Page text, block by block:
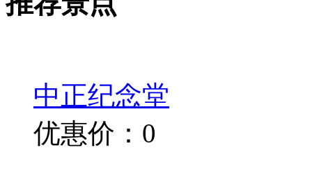
中正纪念堂
优惠价：0